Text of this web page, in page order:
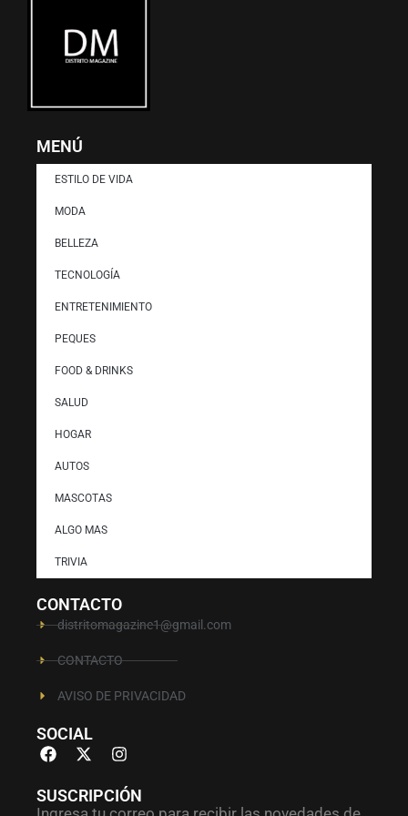
MENÚ
ESTILO DE VIDA
MODA
BELLEZA
TECNOLOGÍA
ENTRETENIMIENTO
PEQUES
FOOD & DRINKS
SALUD
HOGAR
AUTOS
MASCOTAS
ALGO MAS
TRIVIA
CONTACTO
distritomagazine1@gmail.com
CONTACTO
AVISO DE PRIVACIDAD
SOCIAL
SUSCRIPCIÓN